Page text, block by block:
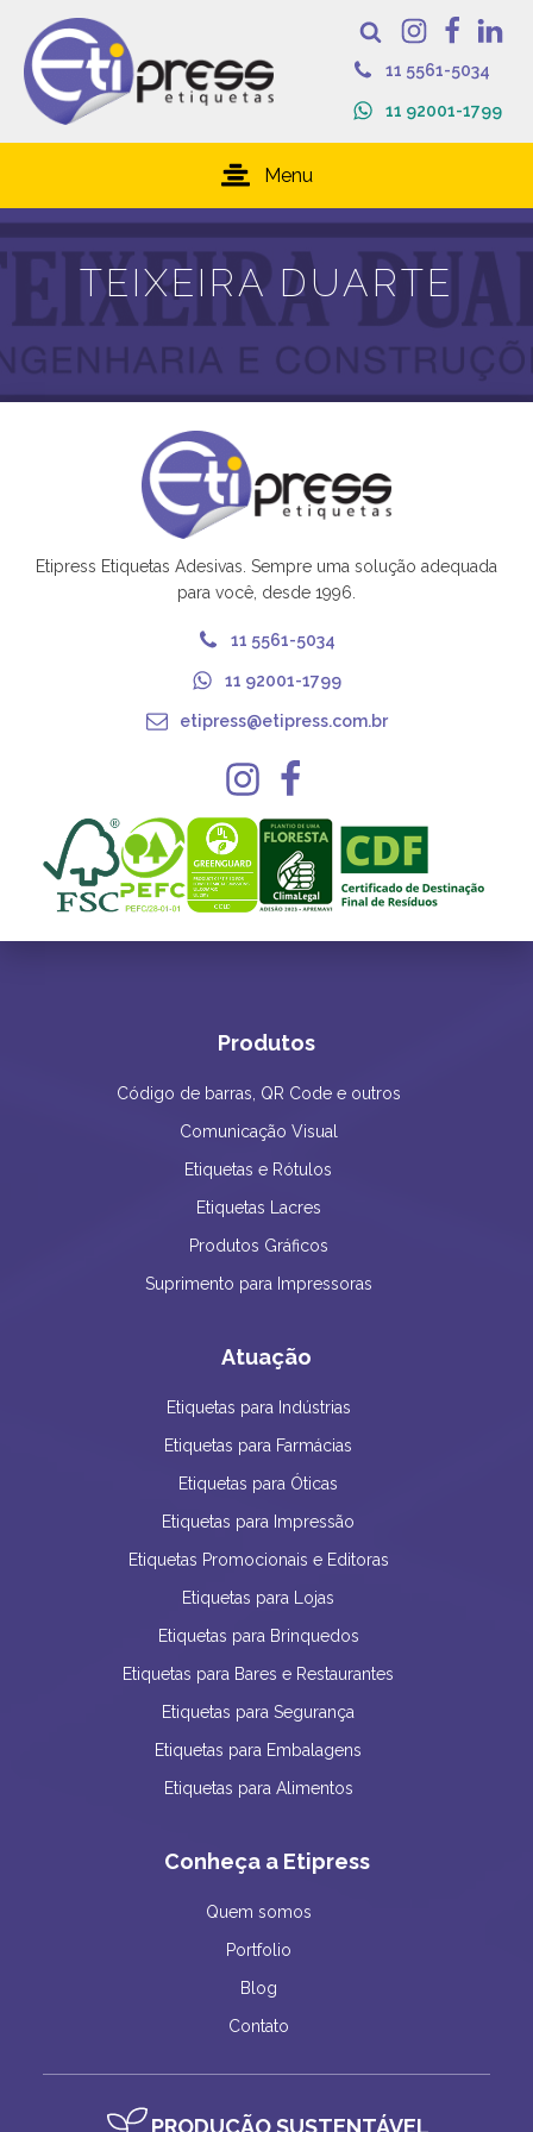
11 5561-5034
11 92001-1799
Menu
TEIXEIRA DUARTE
Etipress Etiquetas Adesivas. Sempre uma solução adequada
para você, desde 1996.
11 5561-5034
11 92001-1799
etipress@etipress.com.br
Produtos
Código de barras, QR Code e outros
Comunicação Visual
Etiquetas e Rótulos
Etiquetas Lacres
Produtos Gráficos
Suprimento para Impressoras
Atuação
Etiquetas para Indústrias
Etiquetas para Farmácias
Etiquetas para Óticas
Etiquetas para Impressão
Etiquetas Promocionais e Editoras
Etiquetas para Lojas
Etiquetas para Brinquedos
Etiquetas para Bares e Restaurantes
Etiquetas para Segurança
Etiquetas para Embalagens
Etiquetas para Alimentos
Conheça a Etipress
Quem somos
Portfolio
Blog
Contato
PRODUÇÃO SUSTENTÁVEL